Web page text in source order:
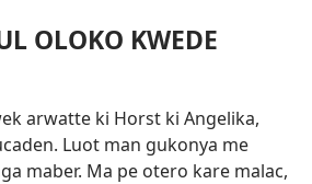
OLOKO KWEDE
arwatte ki Horst ki Angelika,
Luot man gukonya me
maber. Ma pe otero kare malac,